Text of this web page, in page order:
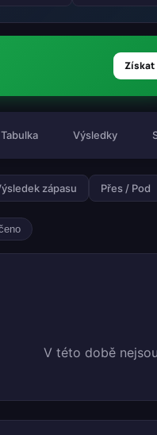
Získat
Tabulka Výsledky
zápasu Přes / Pod
V této době